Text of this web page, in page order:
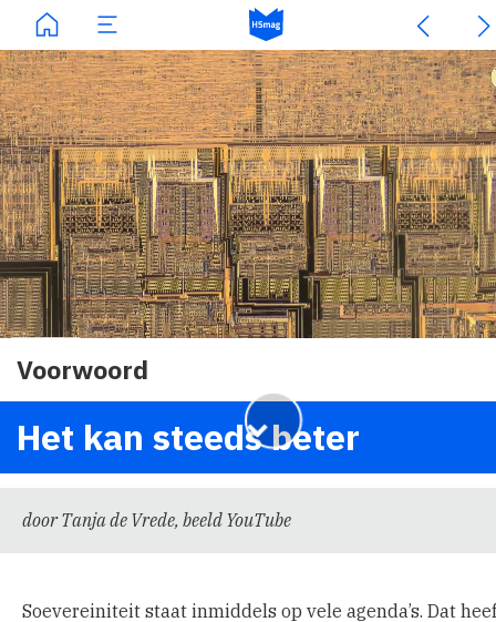
Voorwoord
Het kan steeds beter
door Tanja de Vrede, beeld YouTube
Soevereiniteit staat inmiddels op vele agenda’s. Dat